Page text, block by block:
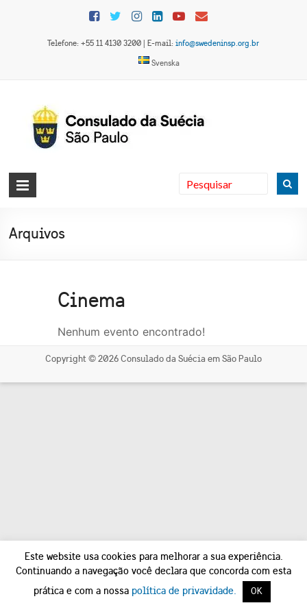
Telefone: +55 11 4130 3200 | E-mail:info@swedeninsp.org.br
Svenska
Consulado
em São
Arquivos
Cinema
Nenhum evento encontrado!
Copyright © 2026Consulado da Suécia em São Paulo
Este website usa cookies para melhorar a sua experiência.
Continuando a navegação você declara que concorda com esta
prática e com a nossa política de privavidade. OK